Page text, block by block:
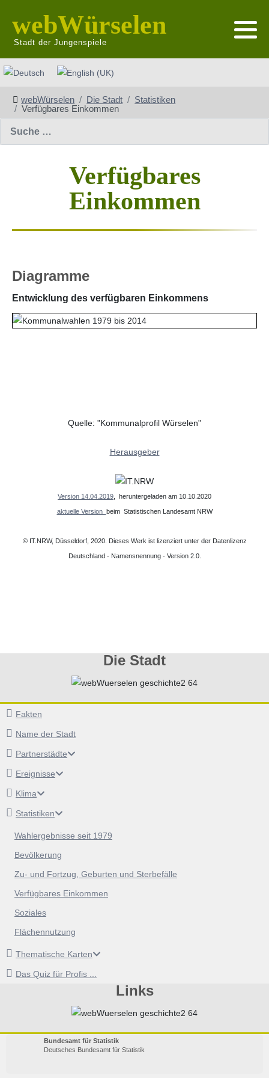
webWürselen
Stadt der Jungenspiele
Sprache auswählen
webWürselen Die Stadt
Statistiken
Verfügbares Einkommen
Die Stadt
Fakten
Name der Stadt
Partnerstädte
Ereignisse
Klima
Statistiken
Wahlergebnisse seit 1979
Bevölkerung
Zu- und Fortzug, Geburten und Sterbefälle
Verfügbares Einkommen
Soziales
Flächennutzung
Thematische Karten
Das Quiz für Profis ...
Links
Bundesamt für Statistik
Deutsches Bundesamt für Statistik
Verfügbares
Einkommen
Diagramme
Entwicklung des verfügbaren Einkommens
Quelle: "Kommunalprofil Würselen"
Herausgeber
Version 14.04.2019 , heruntergeladen am 10.10.2020
aktuelle Version beim Statistischen Landesamt NRW
© IT.NRW, Düsseldorf, 2020. Dieses Werk ist lizenziert unter der Datenlizenz
Deutschland - Namensnennung - Version 2.0.